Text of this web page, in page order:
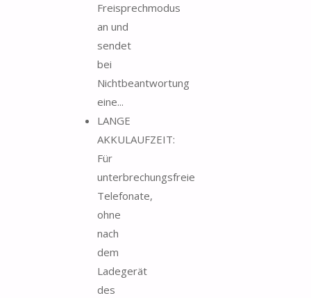
Freisprechmodus
an und
sendet
bei
Nichtbeantwortung
eine...
LANGE
AKKULAUFZEIT:
Für
unterbrechungsfreie
Telefonate,
ohne
nach
dem
Ladegerät
des